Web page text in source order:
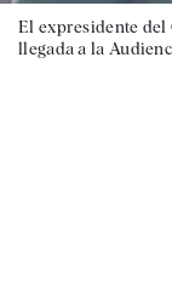
El expresidente del
llegada a la